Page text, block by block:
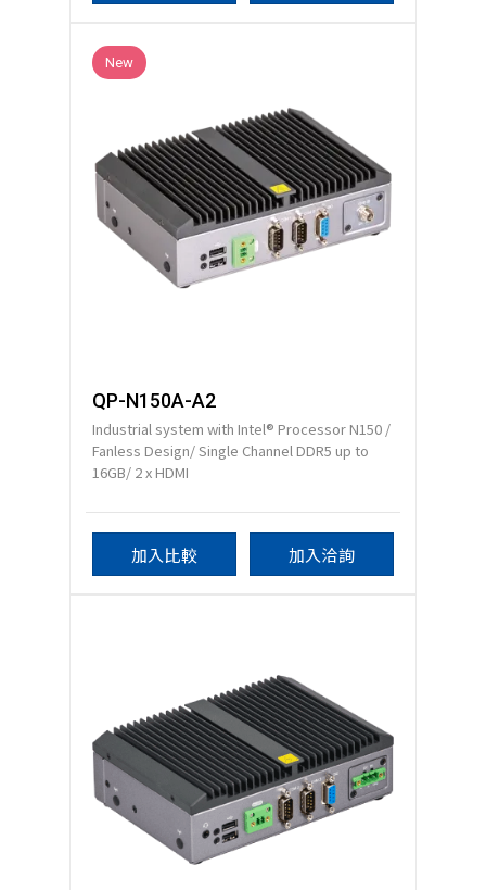
New
QP-N150A-A2
Industrial system with Intel® Processor N150 /
Fanless Design/ Single Channel DDR5 up to
16GB/ 2 x HDMI
加入比較 加入洽詢